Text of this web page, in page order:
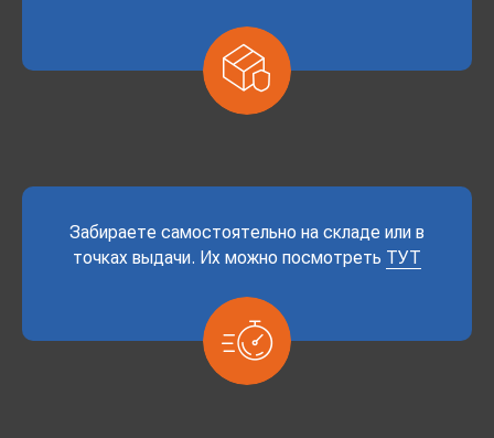
Забираете самостоятельно на складе или в
точках выдачи. Их можно посмотреть ТУТ